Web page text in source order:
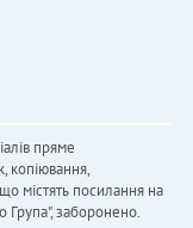
пряме
копіювання,
містять посилання на
Група", заборонено.